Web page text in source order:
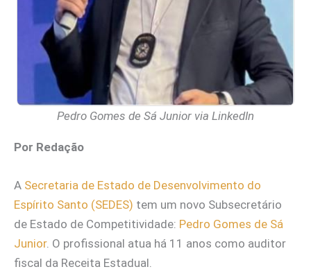
Pedro Gomes de Sá Junior via LinkedIn
Por Redação
A Secretaria de Estado de Desenvolvimento do
Espírito Santo (SEDES) tem um novo Subsecretário
de Estado de Competitividade: Pedro Gomes de Sá
Junior. O profissional atua há 11 anos como auditor
fiscal da Receita Estadual.